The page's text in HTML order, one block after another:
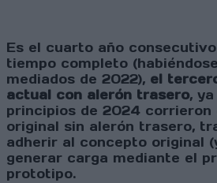
Es el cuarto año
tiempo completo
mediados de 2022), el
actual con alerón trasero,
principios de 2024 corrieron
original sin alerón trasero,
adherir al concepto original
generar carga mediante el
prototipo.